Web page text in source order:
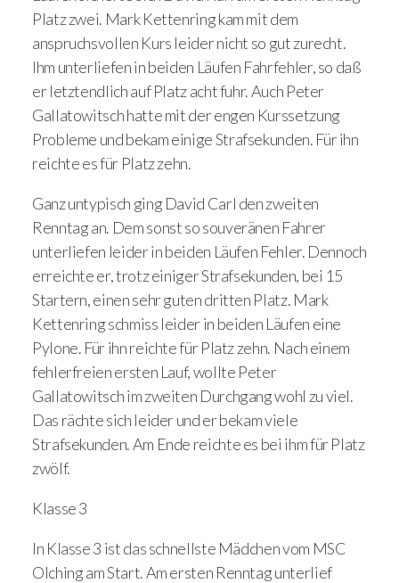
Platz zwei. Mark Kettenring kam mit dem
anspruchsvollen Kurs leider nicht so gut zurecht.
Ihm unterliefen in beiden Läufen Fahrfehler, so daß
er letztendlich auf Platz acht fuhr. Auch Peter
Gallatowitsch hatte mit der engen Kurssetzung
Probleme und bekam einige Strafsekunden. Für ihn
reichte es für Platz zehn.
Ganz untypisch ging David Carl den zweiten
Renntag an. Dem sonst so souveränen Fahrer
unterliefen leider in beiden Läufen Fehler. Dennoch
erreichte er, trotz einiger Strafsekunden, bei 15
Startern, einen sehr guten dritten Platz. Mark
Kettenring schmiss leider in beiden Läufen eine
Pylone. Für ihn reichte für Platz zehn. Nach einem
fehlerfreien ersten Lauf, wollte Peter
Gallatowitsch im zweiten Durchgang wohl zu viel.
Das rächte sich leider und er bekam viele
Strafsekunden. Am Ende reichte es bei ihm für Platz
zwölf.
Klasse 3
In Klasse 3 ist das schnellste Mädchen vom MSC
Olching am Start. Am ersten Renntag unterlief